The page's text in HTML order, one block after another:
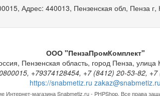
, Адрес: 440013, Пензенская обл, Пенза
ООО "ПензаПромКомплект"
, Пензенская область, город Пенза, улица
+79374128454, +7 (8412) 20-53-82,
https://snabmetiz.ru zakaz@snabmetiz.ru
Интернет-магазинаSnabmetiz.ru - PHPShop. Все права